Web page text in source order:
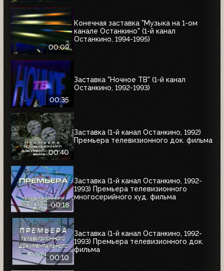
00:09
Конечная заставка "Музыка на 1-ом
канале Останкино" (1-й канал
Останкино, 1994-1995)
00:35
Заставка "Ночное ТВ" (1-й канал
Останкино, 1992-1993)
00:40
Заставка (1-й канал Останкино, 1992)
Премьера телевизионного док. фильма
00:18
Заставка (1-й канал Останкино, 1992-
1993) Премьера телевизионного
многосерийного худ. фильма
00:10
Заставка (1-й канал Останкино, 1992-
1993) Премьера телевизионного док.
фильма